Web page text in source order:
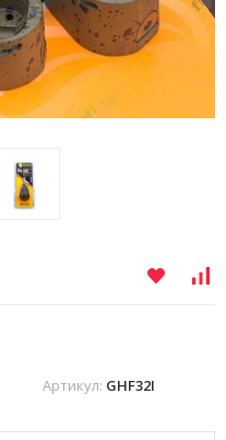
Артикул: GHF32I